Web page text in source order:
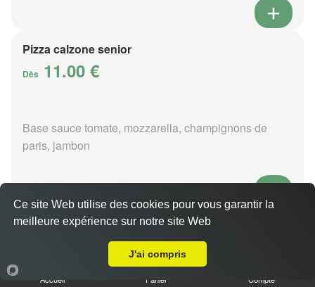
Pizza calzone senior
Dès 11.00 €
Base sauce tomate, mozzarella, champignons de
paris, jambon
Pizza 4 fromages senior
Accueil Panier Compte
Ce site Web utilise des cookies pour vous garantir la
meilleure expérience sur notre site Web
J'ai compris